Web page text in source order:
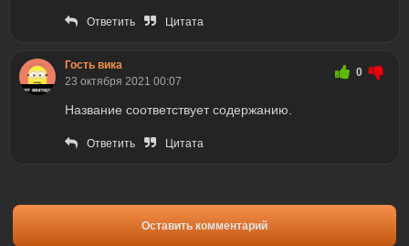
Ответить Цитата
Гость вика
23 октября 2021 00:07
0
Название соответствует содержанию.
Ответить Цитата
Оставить комментарий